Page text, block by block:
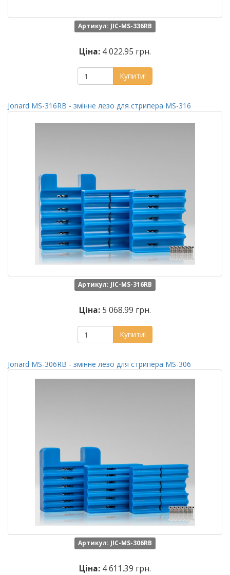
Артикул: JIC-MS-336RB
Ціна: 4 022.95 грн.
Купити!
Jonard MS-316RB - змінне лезо для стрипера MS-316
Артикул: JIC-MS-316RB
Ціна: 5 068.99 грн.
Купити!
Jonard MS-306RB - змінне лезо для стрипера MS-306
Артикул: JIC-MS-306RB
Ціна: 4 611.39 грн.